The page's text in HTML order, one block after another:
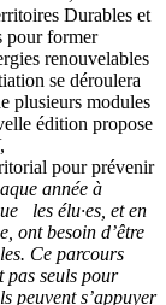
Durables et
pour former
renouvelables
se déroulera
plusieurs modules
édition propose
pour prévenir
année à
les élu·es, et en
ont besoin d’être
Ce parcours
pas seuls pour
peuvent s’appuyer